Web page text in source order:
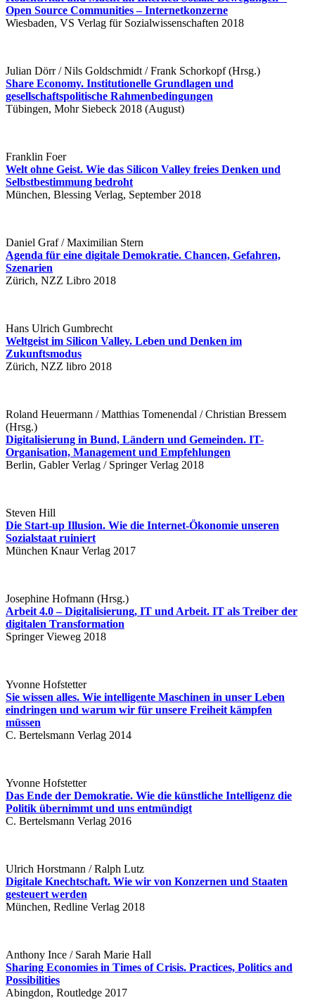
Open Source Communities – Internetkonzerne
Wiesbaden, VS Verlag für Sozialwissenschaften 2018
Julian Dörr / Nils Goldschmidt / Frank Schorkopf (Hrsg.)
Share Economy. Institutionelle Grundlagen und
gesellschaftspolitische Rahmenbedingungen
Tübingen, Mohr Siebeck 2018 (August)
Franklin Foer
Welt ohne Geist. Wie das Silicon Valley freies Denken und
Selbstbestimmung bedroht
München, Blessing Verlag, September 2018
Daniel Graf / Maximilian Stern
Agenda für eine digitale Demokratie. Chancen, Gefahren,
Szenarien
Zürich, NZZ Libro 2018
Hans Ulrich Gumbrecht
Weltgeist im Silicon Valley. Leben und Denken im
Zukunftsmodus
Zürich, NZZ libro 2018
Roland Heuermann / Matthias Tomenendal / Christian Bressem
(Hrsg.)
Digitalisierung in Bund, Ländern und Gemeinden. IT-
Organisation, Management und Empfehlungen
Berlin, Gabler Verlag / Springer Verlag 2018
Steven Hill
Die Start-up Illusion. Wie die Internet-Ökonomie unseren
Sozialstaat ruiniert
München Knaur Verlag 2017
Josephine Hofmann (Hrsg.)
Arbeit 4.0 – Digitalisierung, IT und Arbeit. IT als Treiber der
digitalen Transformation
Springer Vieweg 2018
Yvonne Hofstetter
Sie wissen alles. Wie intelligente Maschinen in unser Leben
eindringen und warum wir für unsere Freiheit kämpfen
müssen
C. Bertelsmann Verlag 2014
Yvonne Hofstetter
Das Ende der Demokratie. Wie die künstliche Intelligenz die
Politik übernimmt und uns entmündigt
C. Bertelsmann Verlag 2016
Ulrich Horstmann / Ralph Lutz
Digitale Knechtschaft. Wie wir von Konzernen und Staaten
gesteuert werden
München, Redline Verlag 2018
Anthony Ince / Sarah Marie Hall
Sharing Economies in Times of Crisis. Practices, Politics and
Possibilities
Abingdon, Routledge 2017